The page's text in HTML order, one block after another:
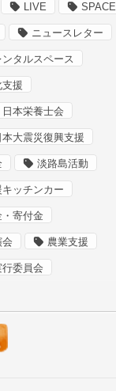
LIVE SPACE
ニュースレター
ンタルスペース
援
日本栄養士会
本大震災復興支援
淡路島活動
ッチンカー
寄付金
会 農業支援
委員会